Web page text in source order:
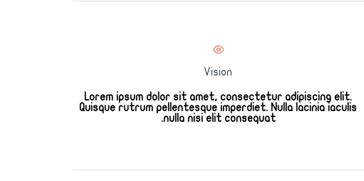
Vision
Lorem ipsum dolor sit amet, consectetur adipiscing elit.
Quisque rutrum pellentesque imperdiet. Nulla lacinia iaculis
nulla nisi elit consequat.